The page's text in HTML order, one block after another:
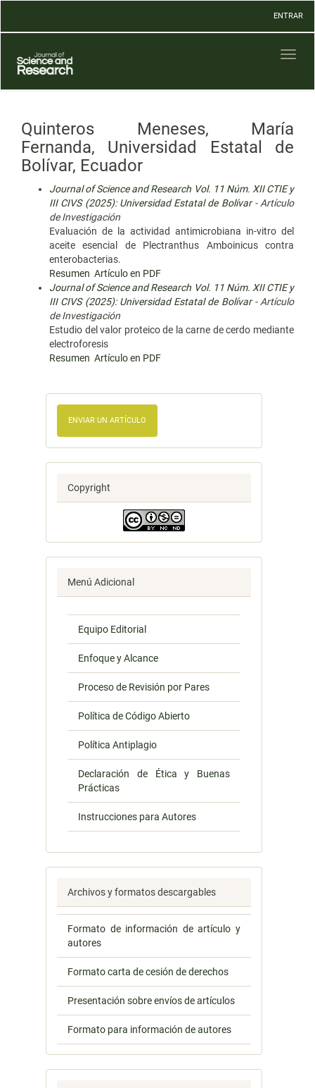
Contenido
Barra
lateral
ENTRAR
Quinteros Meneses, María
Fernanda, Universidad Estatal de
Bolívar, Ecuador
Journal of Science and Research Vol. 11 Núm. XII CTIE y
III CIVS (2025): Universidad Estatal de Bolívar- Artículo
de Investigación
Evaluación de la actividad antimicrobiana in-vitro del
aceite esencial de Plectranthus Amboinicus contra
enterobacterias.
Resumen Artículo en PDF
Journal of Science and Research Vol. 11 Núm. XII CTIE y
III CIVS (2025): Universidad Estatal de Bolívar- Artículo
de Investigación
Estudio del valor proteico de la carne de cerdo mediante
electroforesis
Resumen Artículo en PDF
ENVIAR UN ARTÍCULO
Copyright
Menú Adicional
Equipo Editorial
Enfoque y Alcance
Proceso de Revisión por Pares
Política de Código Abierto
Política Antiplagio
Declaración de Ética y Buenas
Prácticas
Instrucciones para Autores
Archivos y formatos descargables
Formato de información de artículo y
autores
Formato carta de cesión de derechos
Presentación sobre envíos de artículos
Formato para información de autores